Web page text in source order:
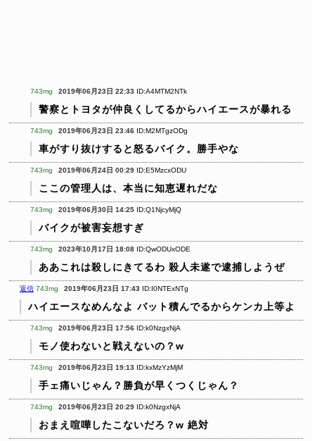
743mg 2019年06月23日 22:33 ID:A4MTM2NTk
警察とトヨタが仲良くしてるからハイエースが暴れる
743mg 2019年06月23日 23:46 ID:M2MTgzODg
車がすり抜けすると怒るバイク。勝手やな
743mg 2019年06月24日 00:29 ID:E5MzcxODU
ここの管理人は、本当に知恵遅れだな
743mg 2019年06月30日 14:25 ID:Q1NjcyMjQ
バイクが被害妄想すぎ
743mg 2023年10月17日 18:08 ID:QwODUxODE
ああこれは殺しにきてるわ 殺人未遂で逮捕しようぜ
返信 743mg 2019年06月23日 17:43 ID:I0NTExNTg
ハイエースなめんなよ バット積んでるからケンカ上等よ
743mg 2019年06月23日 17:56 ID:k0NzgxNjA
モノ使わないと戦えないの？w
743mg 2019年06月23日 19:13 ID:kxMzYzMjM
手ェ痛いじゃん？勝負が早くつくじゃん？
743mg 2019年06月23日 20:29 ID:k0NzgxNjA
おまえ喧嘩したこないだろ？w 絶対